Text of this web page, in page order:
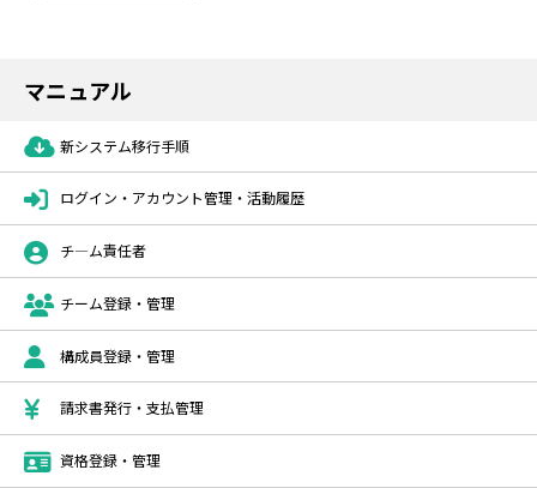
マニュアル
新システム移行手順
ログイン・アカウント管理・活動履歴
チ―ム責任者
チーム登録・管理
構成員登録・管理
請求書発行・支払管理
資格登録・管理